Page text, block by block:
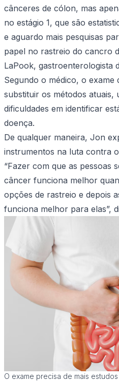
cânceres de cólon, mas
no estágio 1, que são
e aguardo mais pesquisas
papel no rastreio do cancro
LaPook, gastroenterologista
Segundo o médico, o exame
substituir os métodos atuais,
dificuldades em identificar
doença.
De qualquer maneira, Jon
instrumentos na luta contra
“Fazer com que as pessoas
câncer funciona melhor
opções de rastreio e depois
funciona melhor para elas”,
O exame precisa de mais